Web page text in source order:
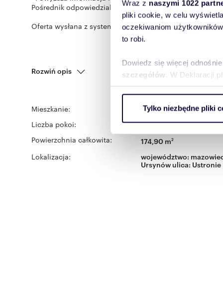
Wraz z naszymi 1022
pliki cookie, w celu
oczekiwaniom
to robi.
Dowiedz się więcej
szczegółów . W Deklaracji
ruch w naszej witrynie.
reklamowym i
uzyskanymi podczas
Tylko niezbędne pliki
Pośrednik odpowiedzialny zawodowo za wykonanie
Oferta wysłana z systemu Galactica Virgo
Rozwiń opis
Mieszkanie: na sprzedaż
Liczba pokoi: 6
Powierzchnia całkowita: 174,90 m2
Lokalizacja: województwo:
Ursynów ulica: Ustronie